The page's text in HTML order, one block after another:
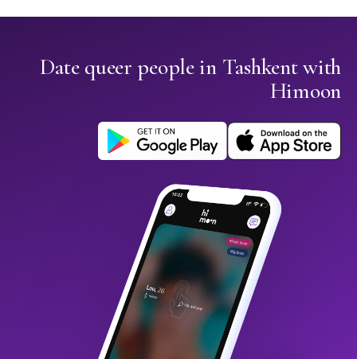
Date queer people in Tashkent with
Himoon